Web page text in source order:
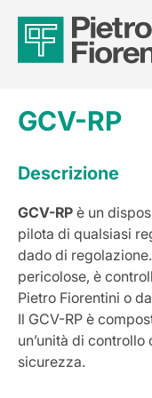
GCV-RP
Descrizione
GCV-RP è un
pilota di qualsiasi
dado di
pericolose, è
Pietro Fiorentini o
Il GCV-RP è
un’unità di
sicurezza.